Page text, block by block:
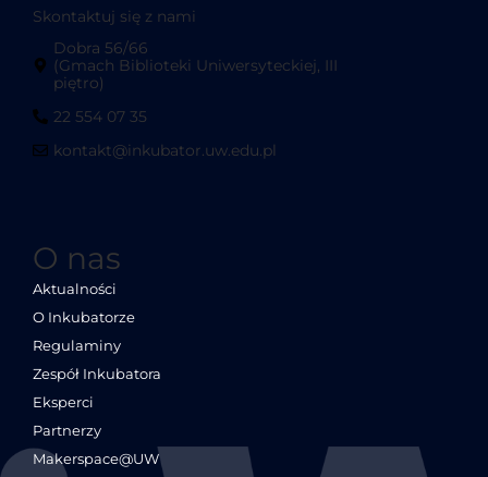
Skontaktuj się z nami
Dobra 56/66
(Gmach Biblioteki Uniwersyteckiej, III
piętro)
22 554 07 35
kontakt@inkubator.uw.edu.pl
O nas
Aktualności
O Inkubatorze
Regulaminy
Zespół Inkubatora
Eksperci
Partnerzy
Makerspace@UW